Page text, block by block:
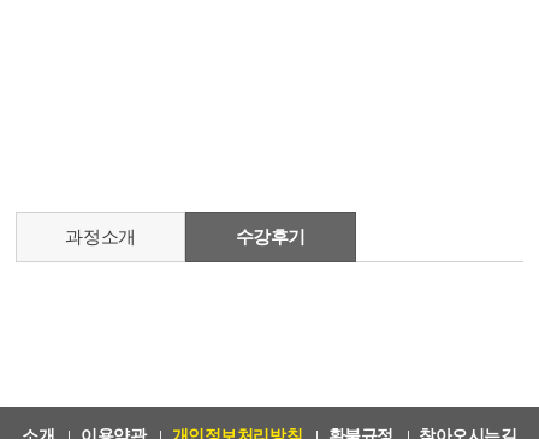
과정소개 수강후기